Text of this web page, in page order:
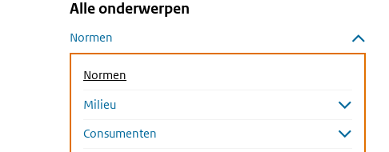
Overslaan menu Alle onderwerpen
Alle onderwerpen
Normen
Submenu sluiten
Normen
Milieu
Consumenten